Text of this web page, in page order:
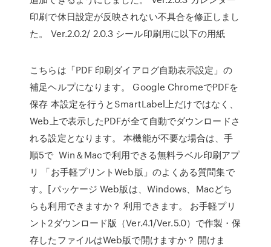
印刷で休日設定が反映されない不具合を修正しまし
た。 Ver.2.0.2/ 2.0.3 シール印刷用に以下の用紙
こちらは「PDF 印刷ダイアログ自動表示設定」の
補足ヘルプになります。 Google ChromeでPDFを
保存 本設定を行うとSmartLabel上だけではなく、
Web上で表示したPDFが全て自動でダウンロードさ
れる設定となります。 本機能が不要な場合は、手
順5で Win＆Macで利用できる無料ラベル印刷アプ
リ 「お手軽プリントWeb版」のよくある質問集で
す。[パッケージ Web版は、Windows、Macどち
らも利用できますか？ 利用できます。 お手軽プリ
ント2ダウンロード版（Ver.4.1/Ver.5.0）で作製・保
存したファイルはWeb版で開けますか？ 開けま